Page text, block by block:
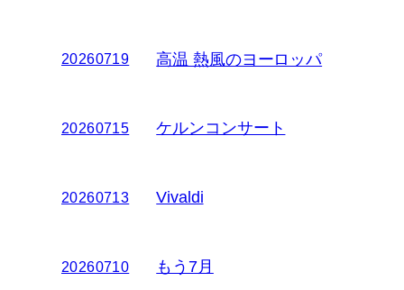
20260719 高温 熱風のヨーロッパ
20260715 ケルンコンサート
20260713 Vivaldi
20260710 もう7月